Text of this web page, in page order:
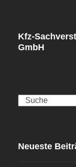
Kfz-
GmbH
Search
Neueste